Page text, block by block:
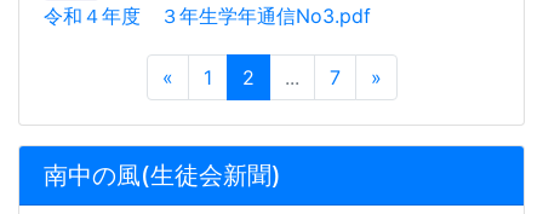
令和４年度 ３年生学年通信No3.pdf
« 1 2 ... 7 »
南中の風(生徒会新聞)